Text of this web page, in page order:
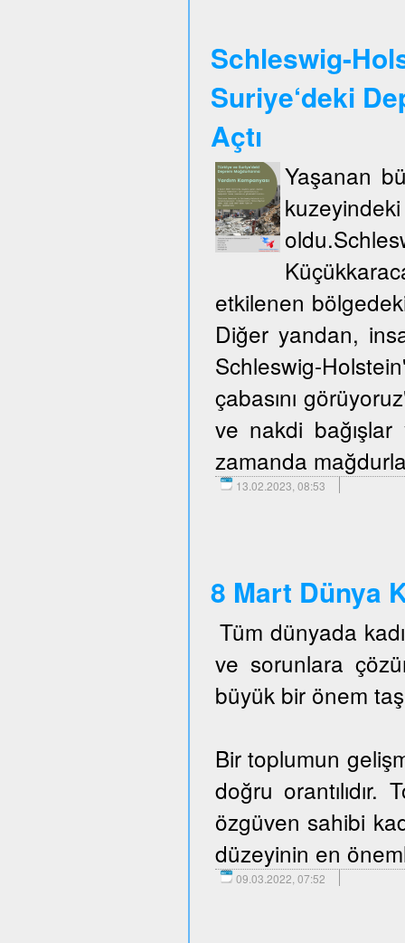
Schleswig-
Suriye‘deki
Açtı
Yaşanan
etkilenen
Diğer yandan,
Schleswig-
çabasını
ve nakdi bağışlar
zamanda
13.02.2023, 08:53
8 Mart Dünya
Tüm dünyada
ve sorunlara
büyük bir önem
Bir toplumun
doğru
özgüven sahibi
düzeyinin en
09.03.2022, 07:52